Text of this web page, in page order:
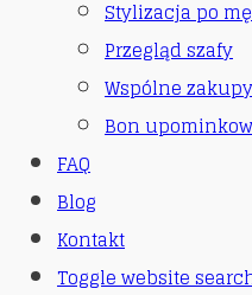
Stylizacja po
Przegląd szafy
Wspólne zakupy
Bon
FAQ
Blog
Kontakt
Toggle website